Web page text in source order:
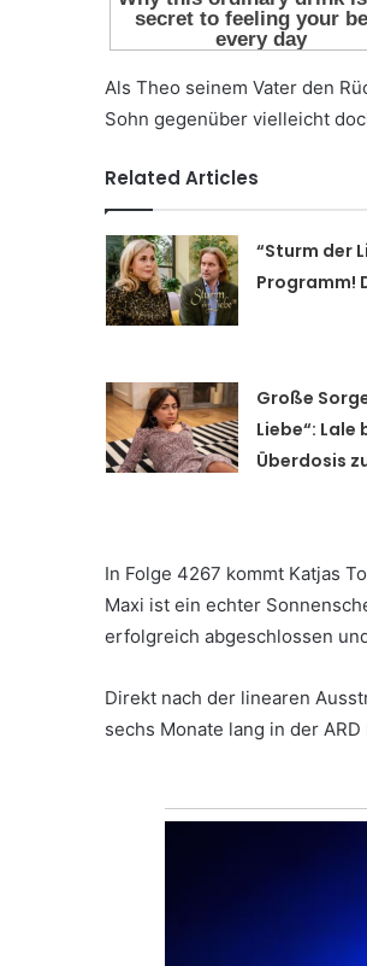
Als Theo seinem Vater den
Sohn gegenüber vielleicht
Related Articles
“Sturm der
Programm!
Große
Liebe“:
Überdosis
In Folge 4267 kommt Katjas
Maxi ist ein echter
erfolgreich abgeschlossen
Direkt nach der linearen
sechs Monate lang in der ARD